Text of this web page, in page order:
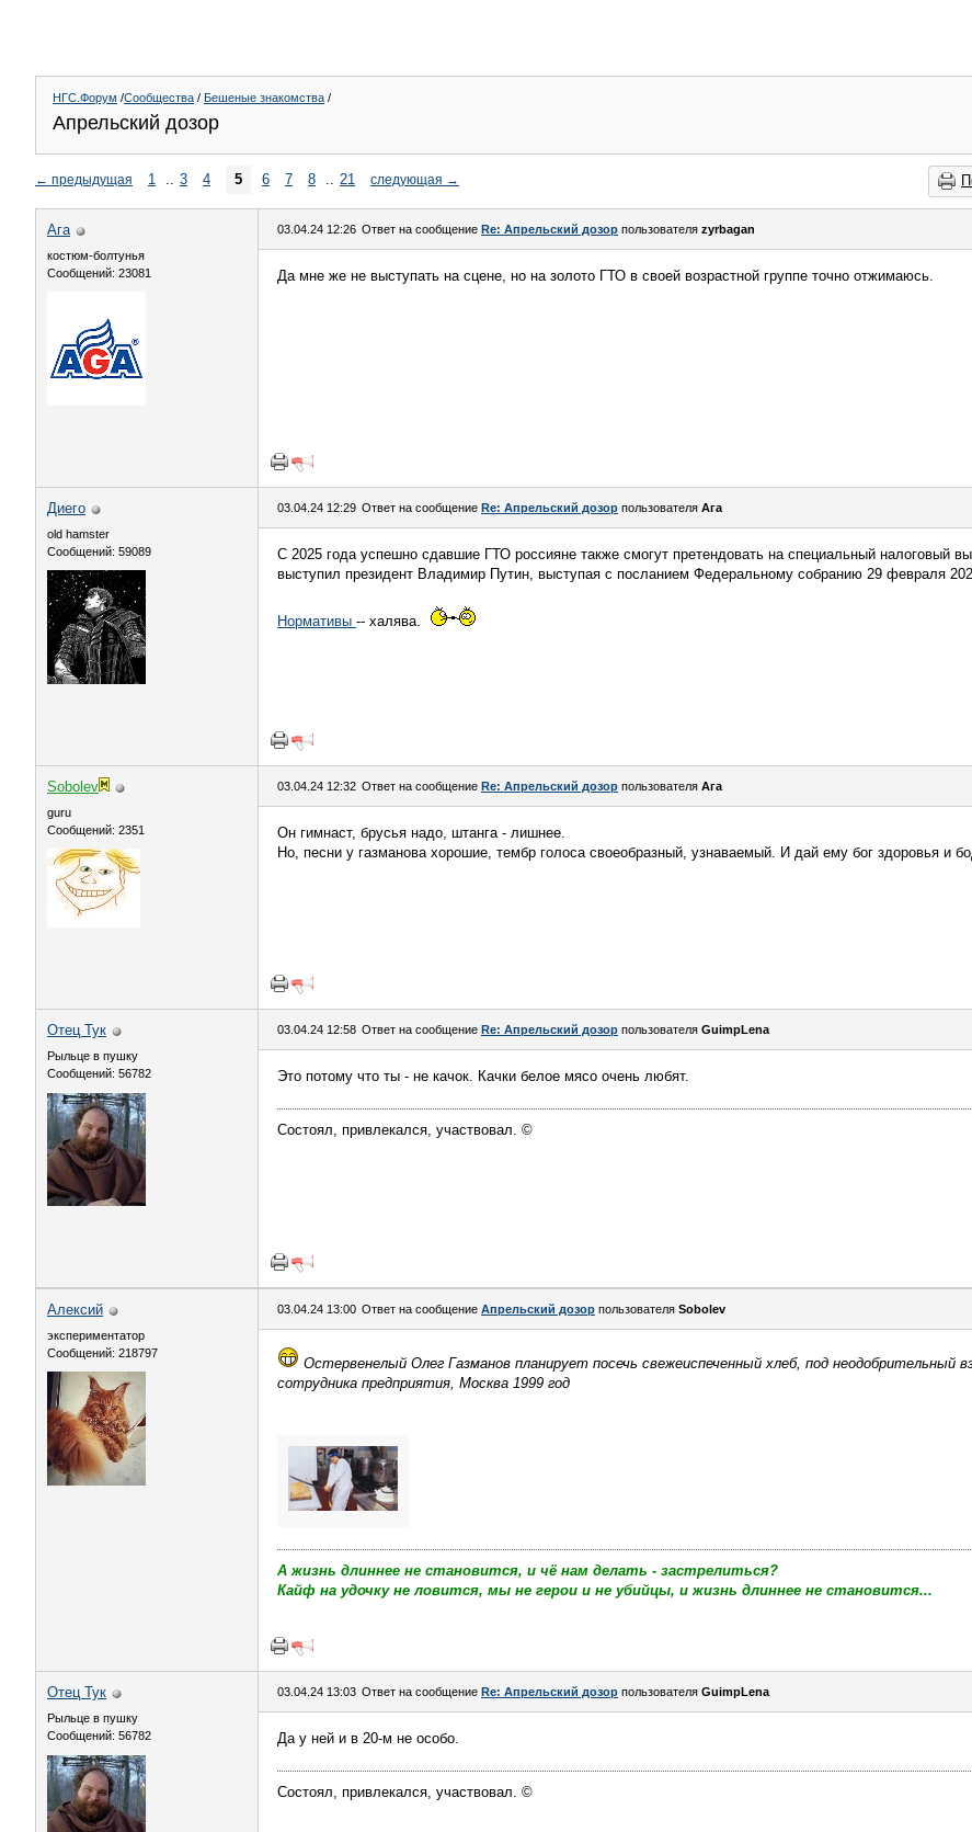
НГС.Форум /Сообщества / Бешеные знакомства /
Апрельский дозор
← предыдущая 1 .. 3 4 5 6 7 8 .. 21 следующая →
Ага
костюм-болтунья
Сообщений: 23081
03.04.24 12:26 Ответ на сообщение Re: Апрельский дозор пользователя zyrbagan
Да мне же не выступать на сцене, но на золото ГТО в своей возрастной группе точно отжимаюсь.
Диего
old hamster
Сообщений: 59089
03.04.24 12:29 Ответ на сообщение Re: Апрельский дозор пользователя Ага
С 2025 года успешно сдавшие ГТО россияне также смогут претендовать на специальный налоговый
выступил президент Владимир Путин, выступая с посланием Федеральному собранию 29 февраля
Нормативы -- халява.
Sоbоlev
guru
Сообщений: 2351
03.04.24 12:32 Ответ на сообщение Re: Апрельский дозор пользователя Ага
Он гимнаст, брусья надо, штанга - лишнее.
Но, песни у газманова хорошие, тембр голоса своеобразный, узнаваемый. И дай ему бог здоровья и
Отец Тук
Рыльце в пушку
Сообщений: 56782
03.04.24 12:58 Ответ на сообщение Re: Апрельский дозор пользователя GuimpLena
Это потому что ты - не качок. Качки белое мясо очень любят.
Состоял, привлекался, участвовал. ©
Алексий
экспериментатор
Сообщений: 218797
03.04.24 13:00 Ответ на сообщение Апрельский дозор пользователя Sоbоlev
Остервенелый Олег Газманов планирует посечь свежеиспеченный хлеб, под неодобрительный
сотрудника предприятия, Москва 1999 год
А жизнь длиннее не становится, и чё нам делать - застрелиться?
Кайф на удочку не ловится, мы не герои и не убийцы, и жизнь длиннее не становится...
Отец Тук
Рыльце в пушку
Сообщений: 56782
03.04.24 13:03 Ответ на сообщение Re: Апрельский дозор пользователя GuimpLena
Да у ней и в 20-м не особо.
Состоял, привлекался, участвовал. ©